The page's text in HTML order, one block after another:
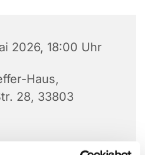
2026, 18:00 Uhr
Haus,
28, 33803